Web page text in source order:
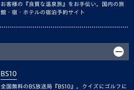
お客様の『良質な温泉旅』をお手伝い。国内の旅
館・宿・ホテルの宿泊予約サイト
BS10
全国無料のBS放送局『BS10』。クイズにゴルフに